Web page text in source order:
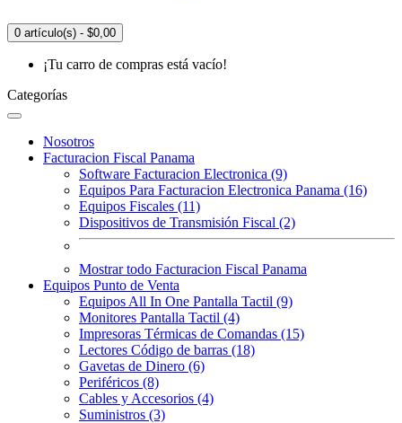
0 artículo(s) - $0,00
¡Tu carro de compras está vacío!
Categorías
Nosotros
Facturacion Fiscal Panama
Software Facturacion Electronica (9)
Equipos Para Facturacion Electronica Panama (16)
Equipos Fiscales (11)
Dispositivos de Transmisión Fiscal (2)
Mostrar todo Facturacion Fiscal Panama
Equipos Punto de Venta
Equipos All In One Pantalla Tactil (9)
Monitores Pantalla Tactil (4)
Impresoras Térmicas de Comandas (15)
Lectores Código de barras (18)
Gavetas de Dinero (6)
Periféricos (8)
Cables y Accesorios (4)
Suministros (3)